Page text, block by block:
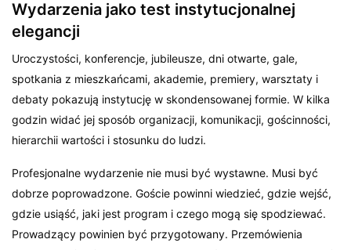
Wydarzenia jako test instytucjonalnej
elegancji
Uroczystości, konferencje, jubileusze, dni otwarte, gale,
spotkania z mieszkańcami, akademie, premiery, warsztaty i
debaty pokazują instytucję w skondensowanej formie. W kilka
godzin widać jej sposób organizacji, komunikacji, gościnności,
hierarchii wartości i stosunku do ludzi.
Profesjonalne wydarzenie nie musi być wystawne. Musi być
dobrze poprowadzone. Goście powinni wiedzieć, gdzie wejść,
gdzie usiąść, jaki jest program i czego mogą się spodziewać.
Prowadzący powinien być przygotowany. Przemówienia